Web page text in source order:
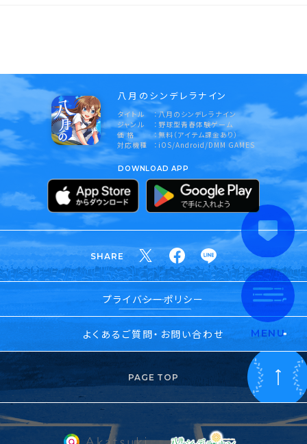
八月のシンデレラナイン
タイトル
八月のシンデレラナイン
ジャンル
野球型青春体験ゲーム
価 格
無料（アイテム課金あり）
対応機種
iOS/Android/DMM GAMES
DOWNLOAD APP
SHARE
プライバシーポリシー
よくあるご質問・お問い合わせ MENU
PAGE TOP